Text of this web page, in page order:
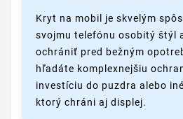
Kryt na mobil je skvelým
svojmu telefónu osobitý štýl
ochrániť pred bežným
hľadáte komplexnejšiu
investíciu do puzdra alebo
ktorý chráni aj displej.